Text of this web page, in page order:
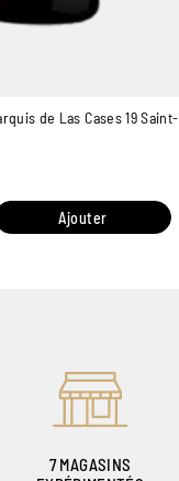
de Las Cases 19 Saint-
Ajouter
7 MAGASINS